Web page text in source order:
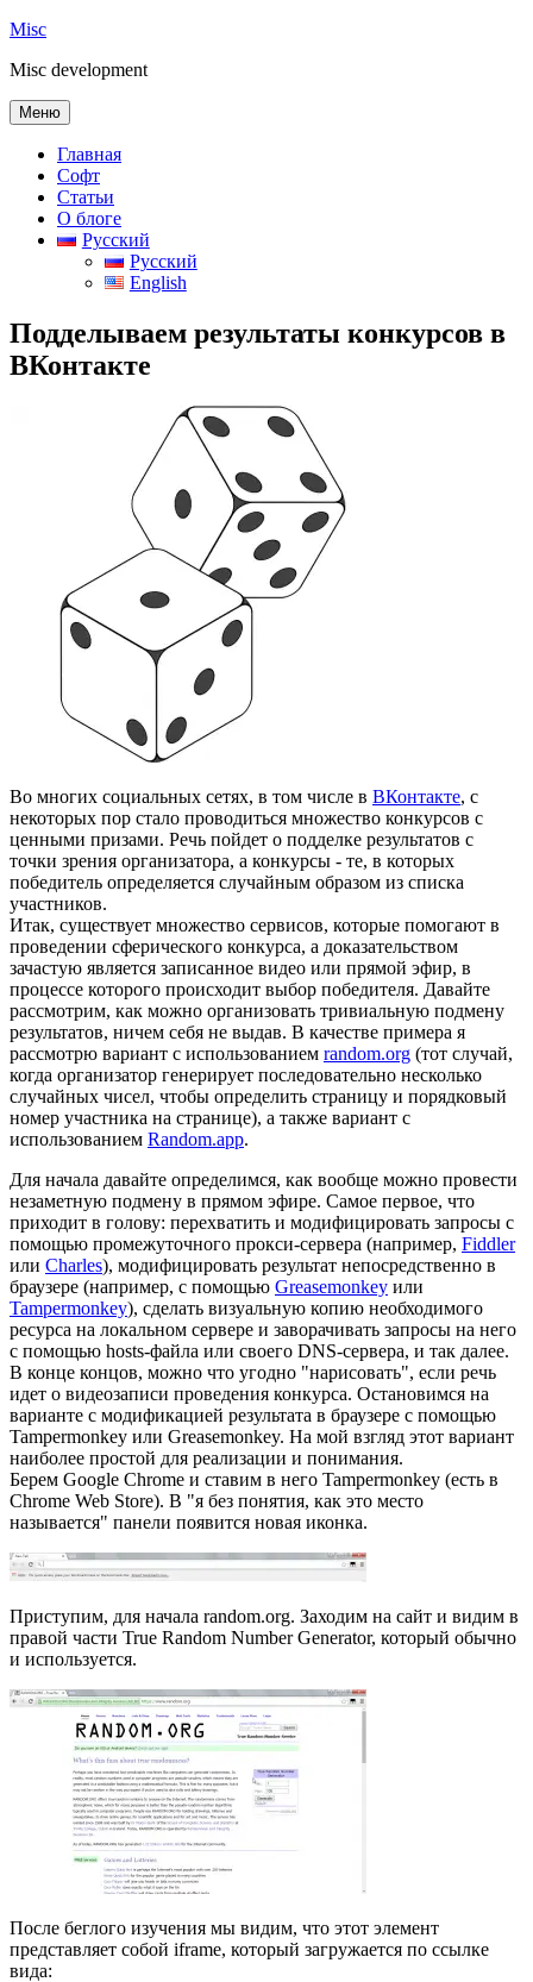
Перейти
содержимому
Misc
Misc development
Меню
Главная
Софт
Статьи
О блоге
Русский
Русский
English
Подделываем результаты конкурсов в
ВКонтакте
Во многих социальных сетях, в том числе в ВКонтакте, с
некоторых пор стало проводиться множество конкурсов с
ценными призами. Речь пойдет о подделке результатов с
точки зрения организатора, а конкурсы - те, в которых
победитель определяется случайным образом из списка
участников.
Итак, существует множество сервисов, которые помогают в
проведении сферического конкурса, а доказательством
зачастую является записанное видео или прямой эфир, в
процессе которого происходит выбор победителя. Давайте
рассмотрим, как можно организовать тривиальную подмену
результатов, ничем себя не выдав. В качестве примера я
рассмотрю вариант с использованием random.org (тот случай,
когда организатор генерирует последовательно несколько
случайных чисел, чтобы определить страницу и порядковый
номер участника на странице), а также вариант с
использованием Random.app.
Для начала давайте определимся, как вообще можно провести
незаметную подмену в прямом эфире. Самое первое, что
приходит в голову: перехватить и модифицировать запросы с
помощью промежуточного прокси-сервера (например, Fiddler
или Charles), модифицировать результат непосредственно в
браузере (например, с помощью Greasemonkey или
Tampermonkey), сделать визуальную копию необходимого
ресурса на локальном сервере и заворачивать запросы на него
с помощью hosts-файла или своего DNS-сервера, и так далее.
В конце концов, можно что угодно "нарисовать", если речь
идет о видеозаписи проведения конкурса. Остановимся на
варианте с модификацией результата в браузере с помощью
Tampermonkey или Greasemonkey. На мой взгляд этот вариант
наиболее простой для реализации и понимания.
Берем Google Chrome и ставим в него Tampermonkey (есть в
Chrome Web Store). В "я без понятия, как это место
называется" панели появится новая иконка.
Приступим, для начала random.org. Заходим на сайт и видим в
правой части True Random Number Generator, который обычно
и используется.
После беглого изучения мы видим, что этот элемент
представляет собой iframe, который загружается по ссылке
вида: